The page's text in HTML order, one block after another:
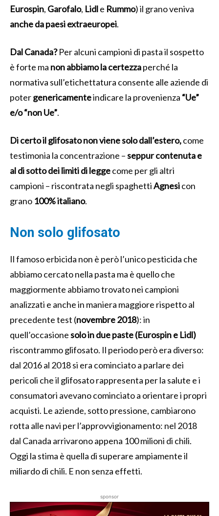
Eurospin, Garofalo, Lidle Rummo) il grano veniva
anche da paesi extraeuropei.
Dal Canada?Per alcuni campioni di pasta il sospetto
è forte ma non abbiamo la certezzaperché la
normativa sull’etichettatura consente alle aziende di
potergenericamenteindicare la provenienza “Ue”
e/o “non Ue”.
Di certo il glifosato non viene solo dall’estero,come
testimonia la concentrazione –seppur contenuta e
al di sotto dei limiti di leggecome per gli altri
campioni – riscontrata negli spaghettiAgnesicon
grano 100% italiano.
Non solo glifosato
Il famoso erbicida non è però l’unico pesticida che
abbiamo cercato nella pasta ma è quello che
maggiormente abbiamo trovato nei campioni
analizzati e anche in maniera maggiore rispetto al
precedente test (novembre 2018): in
quell’occasionesolo in due paste (Eurospin e Lidl)
riscontrammo glifosato. Il periodo però era diverso:
dal 2016 al 2018 si era cominciato a parlare dei
pericoli che il glifosato rappresenta per la salute e i
consumatori avevano cominciato a orientare i propri
acquisti. Le aziende, sotto pressione, cambiarono
rotta alle navi per l’approvvigionamento: nel 2018
dal Canada arrivarono appena 100 milioni di chili.
Oggi la stima è quella di superare ampiamente il
miliardo di chili. E non senza effetti.
sponsor